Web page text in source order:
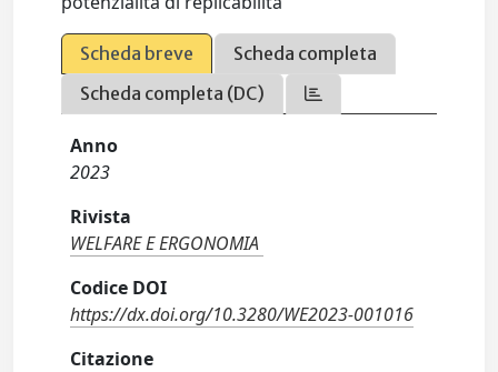
Scheda breve
Scheda completa
Scheda completa (DC)
Anno
2023
Rivista
WELFARE E ERGONOMIA
Codice DOI
https://dx.doi.org/10.3280/WE2023-001016
Citazione